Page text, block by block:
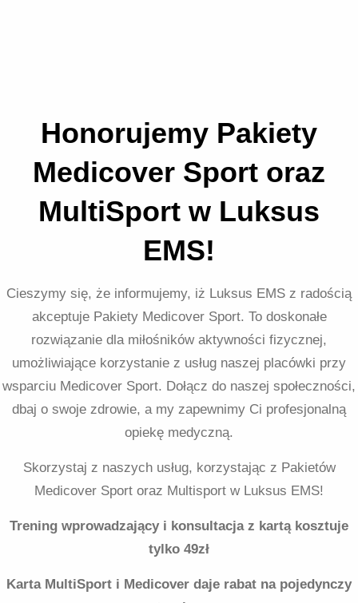
Honorujemy Pakiety
Medicover Sport oraz
MultiSport w Luksus
EMS!
Cieszymy się, że informujemy, iż Luksus EMS z radością
akceptuje Pakiety Medicover Sport. To doskonałe
rozwiązanie dla miłośników aktywności fizycznej,
umożliwiające korzystanie z usług naszej placówki przy
wsparciu Medicover Sport. Dołącz do naszej społeczności,
dbaj o swoje zdrowie, a my zapewnimy Ci profesjonalną
opiekę medyczną.
Skorzystaj z naszych usług, korzystając z Pakietów
Medicover Sport oraz Multisport w Luksus EMS!
Trening wprowadzający i konsultacja z kartą kosztuje
tylko 49zł
Karta MultiSport i Medicover daje rabat na pojedynczy